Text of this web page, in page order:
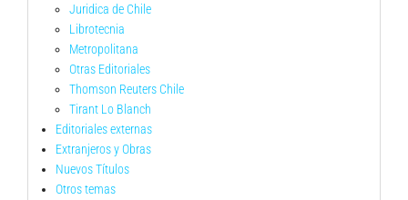
Juridica de Chile
Librotecnia
Metropolitana
Otras Editoriales
Thomson Reuters Chile
Tirant Lo Blanch
Editoriales externas
Extranjeros y Obras
Nuevos Títulos
Otros temas